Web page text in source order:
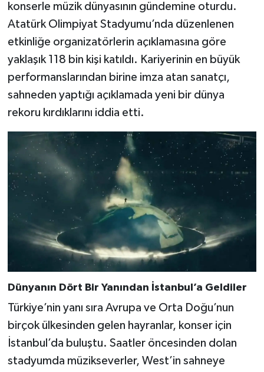
konserle müzik dünyasının gündemine oturdu.
Atatürk Olimpiyat Stadyumu’nda düzenlenen
etkinliğe organizatörlerin açıklamasına göre
yaklaşık 118 bin kişi katıldı. Kariyerinin en büyük
performanslarından birine imza atan sanatçı,
sahneden yaptığı açıklamada yeni bir dünya
rekoru kırdıklarını iddia etti.
Dünyanın Dört Bir Yanından İstanbul’a Geldiler
Türkiye’nin yanı sıra Avrupa ve Orta Doğu’nun
birçok ülkesinden gelen hayranlar, konser için
İstanbul’da buluştu. Saatler öncesinden dolan
stadyumda müzikseverler, West’in sahneye